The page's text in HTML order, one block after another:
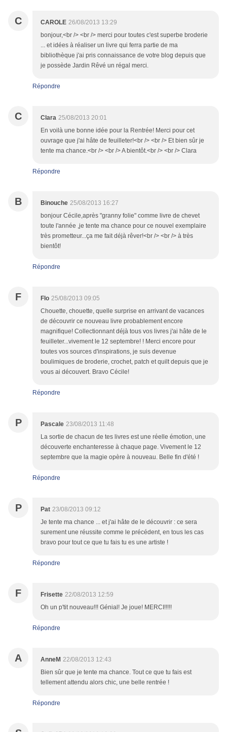
C CAROLE 26/08/2013 13:29
bonjour,<br /> <br /> merci pour toutes c'est superbe broderie
... et idées à réaliser un livre qui ferra partie de ma
bibliothèque j'ai pris connaissance de votre blog depuis que
je possède Jardin Rêvé un régal merci.
Répondre
C Clara 25/08/2013 20:01
En voilà une bonne idée pour la Rentrée! Merci pour cet
ouvrage que j'ai hâte de feuilleter!<br /> <br /> Et bien sûr je
tente ma chance.<br /> <br /> A bientôt.<br /> <br /> Clara
Répondre
B Binouche 25/08/2013 16:27
bonjour Cécile,après "granny folie" comme livre de chevet
toute l'année ,je tente ma chance pour ce nouvel exemplaire
très prometteur...ça me fait déjà rêver!<br /> <br /> à très
bientôt!
Répondre
F Flo 25/08/2013 09:05
Chouette, chouette, quelle surprise en arrivant de vacances
de découvrir ce nouveau livre probablement encore
magnifique! Collectionnant déjà tous vos livres j'ai hâte de le
feuilleter...vivement le 12 septembre! ! Merci encore pour
toutes vos sources d'inspirations, je suis devenue
boulimiques de broderie, crochet, patch et quilt depuis que je
vous ai découvert. Bravo Cécile!
Répondre
P Pascale 23/08/2013 11:48
La sortie de chacun de tes livres est une réelle émotion, une
découverte enchanteresse à chaque page. Vivement le 12
septembre que la magie opère à nouveau. Belle fin d'été !
Répondre
P Pat 23/08/2013 09:12
Je tente ma chance ... et j'ai hâte de le découvrir : ce sera
surement une réussite comme le précédent, en tous les cas
bravo pour tout ce que tu fais tu es une artiste !
Répondre
F Frisette 22/08/2013 12:59
Oh un p'tit nouveau!!! Génial! Je joue! MERCI!!!!!
Répondre
A AnneM 22/08/2013 12:43
Bien sûr que je tente ma chance. Tout ce que tu fais est
tellement attendu alors chic, une belle rentrée !
Répondre